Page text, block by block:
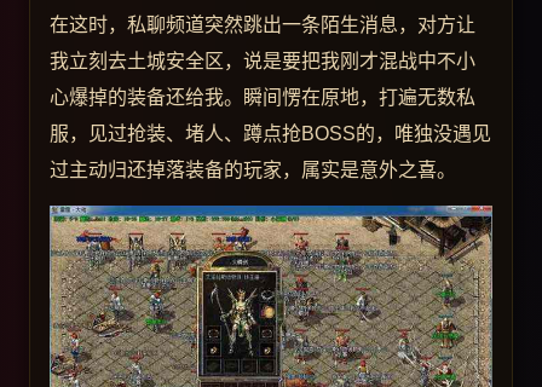
在这时，私聊频道突然跳出一条陌生消息，对方让
我立刻去土城安全区，说是要把我刚才混战中不小
心爆掉的装备还给我。瞬间愣在原地，打遍无数私
服，见过抢装、堵人、蹲点抢BOSS的，唯独没遇见
过主动归还掉落装备的玩家，属实是意外之喜。